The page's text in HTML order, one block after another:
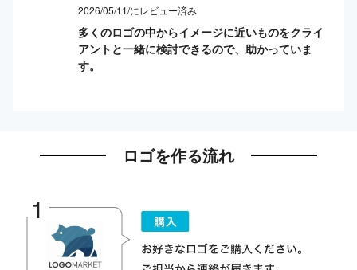
2026/05/11/にレビュー済み
多くのロゴの中からイメージに近いものをクライ
アントと一緒に検討できるので、助かっていま
す。
ロゴを作る流れ